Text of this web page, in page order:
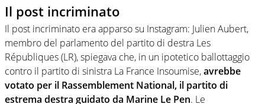
Il post incriminato
Il post incriminato era apparso su Instagram: Julien Aubert,
membro del parlamento del partito di destra Les
Républiques (LR), spiegava che, in un ipotetico ballottaggio
contro il partito di sinistra La France Insoumise,avrebbe
votato per il Rassemblement National, il partito di
estrema destra guidato da Marine Le Pen. Le